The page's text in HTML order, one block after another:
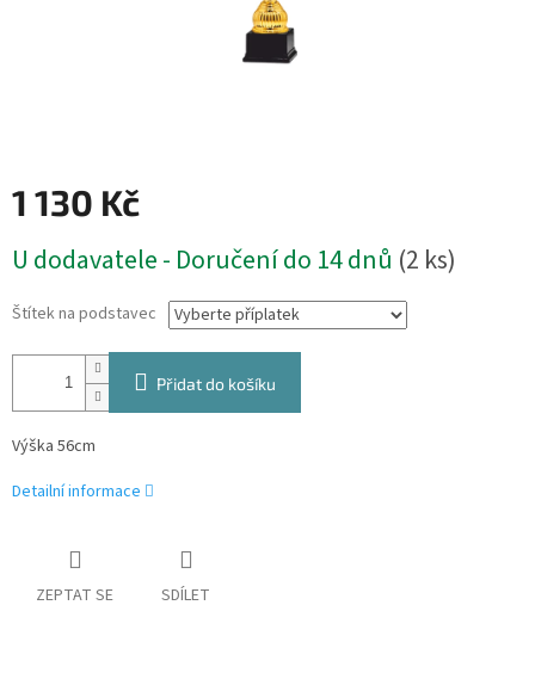
1 130 Kč
cena:
U dodavatele - Doručení do 14 dnů (2 ks)
Štítek na podstavec
Přidat do košíku
Výška 56cm
Detailní informace
ZEPTAT SE SDÍLET